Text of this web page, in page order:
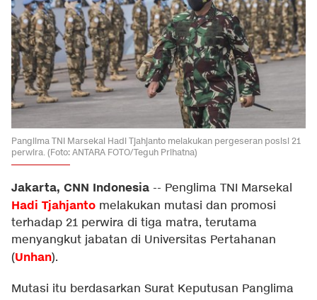
Panglima TNI Marsekal Hadi Tjahjanto melakukan pergeseran posisi 21
perwira. (Foto: ANTARA FOTO/Teguh Prihatna)
Jakarta, CNN Indonesia -- Penglima TNI Marsekal
Hadi Tjahjanto melakukan mutasi dan promosi
terhadap 21 perwira di tiga matra, terutama
menyangkut jabatan di Universitas Pertahanan
(Unhan).
Mutasi itu berdasarkan Surat Keputusan Panglima